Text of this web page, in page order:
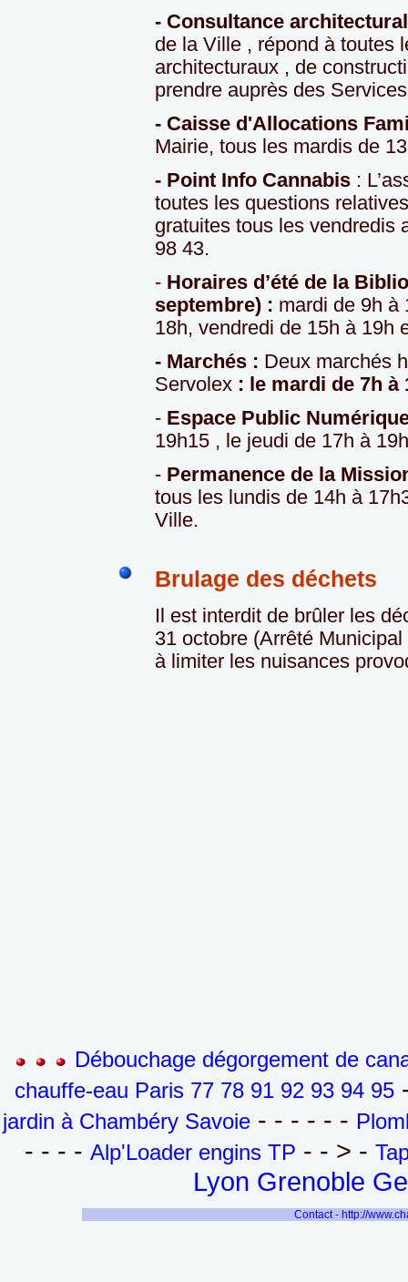
- Consultance
de la Ville , répond à toutes
architecturaux , de
prendre auprès des
- Caisse d'Allocations
Mairie, tous les mardis de
- Point Info Cannabis :
toutes les questions
gratuites tous les vendredis
98 43.
- Horaires d’été de la
septembre) : mardi de 9h à
18h, vendredi de 15h à 19h
- Marchés : Deux marchés
Servolex : le mardi de 7h
- Espace Public
19h15 , le jeudi de 17h à
- Permanence de la
tous les lundis de 14h à
Ville.
Brulage des déchets
Il est interdit de brûler les
31 octobre (Arrêté
à limiter les nuisances
Débouchage dégorgement de
chauffe-eau Paris 77 78 91 92 93 94 95
jardin à Chambéry Savoie - - - - - -
- - - -Alp'Loader engins TP - - > -
Lyon Grenoble
Contact- http://